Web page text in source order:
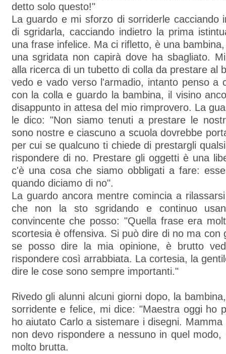
detto solo questo!"
La guardo e mi sforzo di sorriderle cacciando
di sgridarla, cacciando indietro la prima
una frase infelice. Ma ci rifletto, è una
una sgridata non capirà dove ha sbagliato.
alla ricerca di un tubetto di colla da prestare al
vedo e vado verso l'armadio, intanto penso a
con la colla e guardo la bambina, il visino
disappunto in attesa del mio rimprovero. La
le dico: "Non siamo tenuti a prestare le
sono nostre e ciascuno a scuola dovrebbe
per cui se qualcuno ti chiede di prestargli
rispondere di no. Prestare gli oggetti è una
c'è una cosa che siamo obbligati a fare:
quando diciamo di no".
La guardo ancora mentre comincia a
che non la sto sgridando e continuo
convincente che posso: "Quella frase era
scortesia è offensiva. Si può dire di no ma con
se posso dire la mia opinione, è brutto
rispondere così arrabbiata. La cortesia, la
dire le cose sono sempre importanti."
Rivedo gli alunni alcuni giorni dopo, la
sorridente e felice, mi dice: "Maestra oggi ho
ho aiutato Carlo a sistemare i disegni.
non devo rispondere a nessuno in quel
molto brutta.